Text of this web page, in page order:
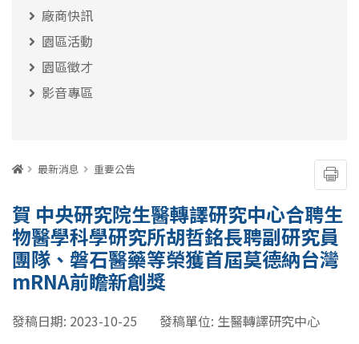
廠商快訊
園區活動
園區徵才
影音專區
首頁 最新消息 重要公告 友善
賀 中央研究院生醫轉譯研究中心合聘生
物醫學科學研究所胡哲銘長聘副研究員
團隊、磐石醫藥等榮獲首屆莫德納台灣
mRNA前瞻新創獎
發稿日期: 2023-10-25 發稿單位: 生醫轉譯研究中心